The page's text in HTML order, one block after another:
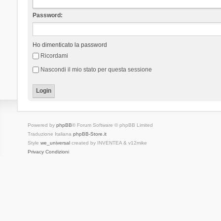
Password:
Ho dimenticato la password
Ricordami
Nascondi il mio stato per questa sessione
Powered by phpBB® Forum Software © phpBB Limited
Traduzione Italiana phpBB-Store.it
Style we_universalcreated by INVENTEA & v12mike
Privacy Condizioni